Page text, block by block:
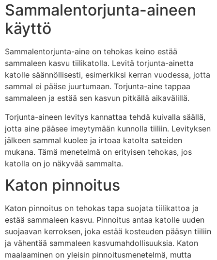
Sammalentorjunta-aineen
käyttö
Sammalentorjunta-aine on tehokas keino estää
sammaleen kasvu tiilikatolla. Levitä torjunta-ainetta
katolle säännöllisesti, esimerkiksi kerran vuodessa, jotta
sammal ei pääse juurtumaan. Torjunta-aine tappaa
sammaleen ja estää sen kasvun pitkällä aikavälillä.
Torjunta-aineen levitys kannattaa tehdä kuivalla säällä,
jotta aine pääsee imeytymään kunnolla tiiliin. Levityksen
jälkeen sammal kuolee ja irtoaa katolta sateiden
mukana. Tämä menetelmä on erityisen tehokas, jos
katolla on jo näkyvää sammalta.
Katon pinnoitus
Katon pinnoitus on tehokas tapa suojata tiilikattoa ja
estää sammaleen kasvu. Pinnoitus antaa katolle uuden
suojaavan kerroksen, joka estää kosteuden pääsyn tiiliin
ja vähentää sammaleen kasvumahdollisuuksia. Katon
maalaaminen on yleisin pinnoitusmenetelmä, mutta